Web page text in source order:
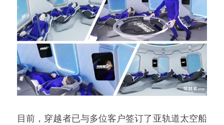
目前，穿越者已与多位客户签订了亚轨道太空船